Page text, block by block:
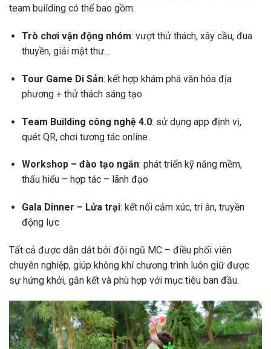
team building có thể bao gồm:
Trò chơi vận động nhóm: vượt thử thách, xây cầu, đua
thuyền, giải mật thư…
Tour Game Di Sản: kết hợp khám phá văn hóa địa
phương + thử thách sáng tạo
Team Building công nghệ 4.0: sử dụng app định vị,
quét QR, chơi tương tác online
Workshop – đào tạo ngắn: phát triển kỹ năng mềm,
thấu hiểu – hợp tác – lãnh đạo
Gala Dinner – Lửa trại: kết nối cảm xúc, tri ân, truyền
động lực
Tất cả được dẫn dắt bởi đội ngũ MC – điều phối viên
chuyên nghiệp, giúp không khí chương trình luôn giữ được
sự hứng khởi, gắn kết và phù hợp với mục tiêu ban đầu.